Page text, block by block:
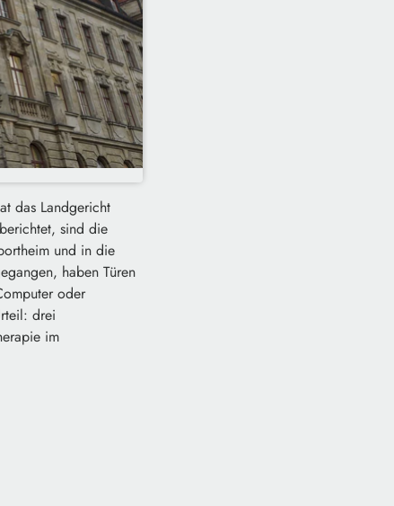
das Landgericht
sind die
und in die
haben Türen
oder
drei
im